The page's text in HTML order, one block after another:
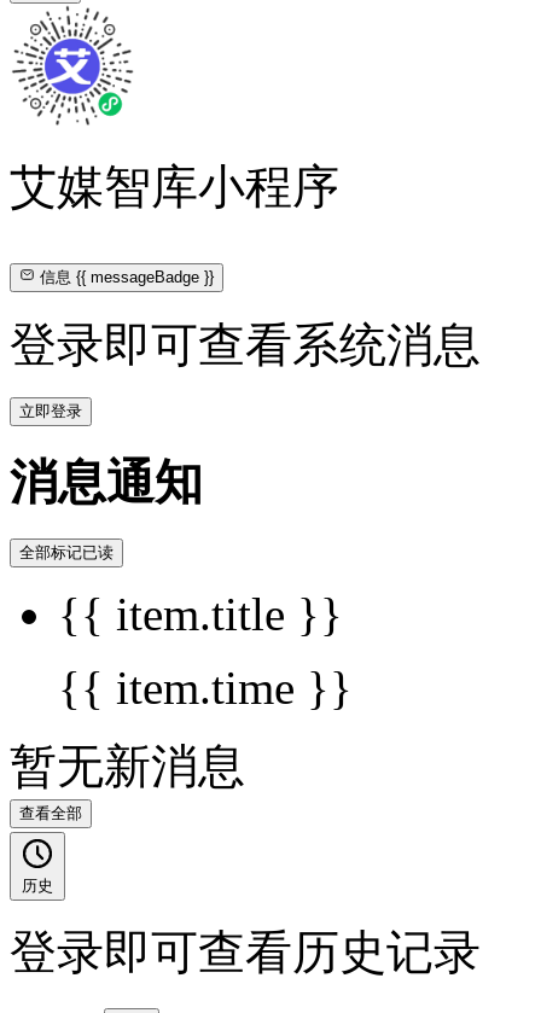
艾媒智库小程序
信息{{ messageBadge }}
登录即可查看系统消息
立即登录
消息通知
全部标记已读
{{ item.title }}
{{ item.time }}
暂无新消息
查看全部
历史
登录即可查看历史记录